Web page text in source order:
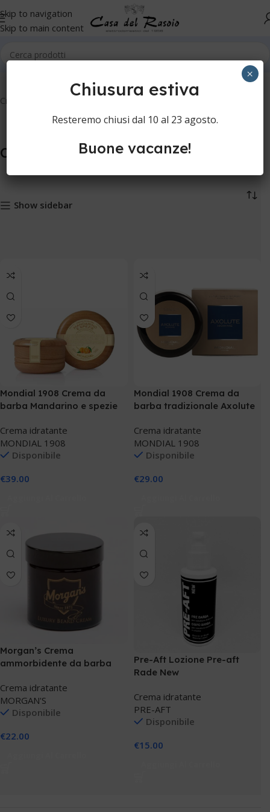
Skip to navigation
Skip to main content
Crema idratante
Crema idratante
Crema idratante
Show sidebar
Mondial 1908 Crema da
barba Mandarino e spezie
Crema idratante
MONDIAL 1908
Disponibile
€39.00
Mondial 1908 Crema da
barba tradizionale Axolute
Crema idratante
MONDIAL 1908
Disponibile
€29.00
Morgan’s Crema
ammorbidente da barba
Crema idratante
MORGAN'S
Disponibile
€22.00
Pre-Aft Lozione Pre-aft
Rade New
Crema idratante
PRE-AFT
Disponibile
€15.00
Chiusura estiva
Resteremo chiusi dal 10 al 23 agosto.
Buone vacanze!
×